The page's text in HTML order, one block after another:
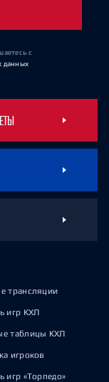
с
данных
трансляции
игр КХЛ
таблицы КХЛ
игроков
игр «Торпедо»